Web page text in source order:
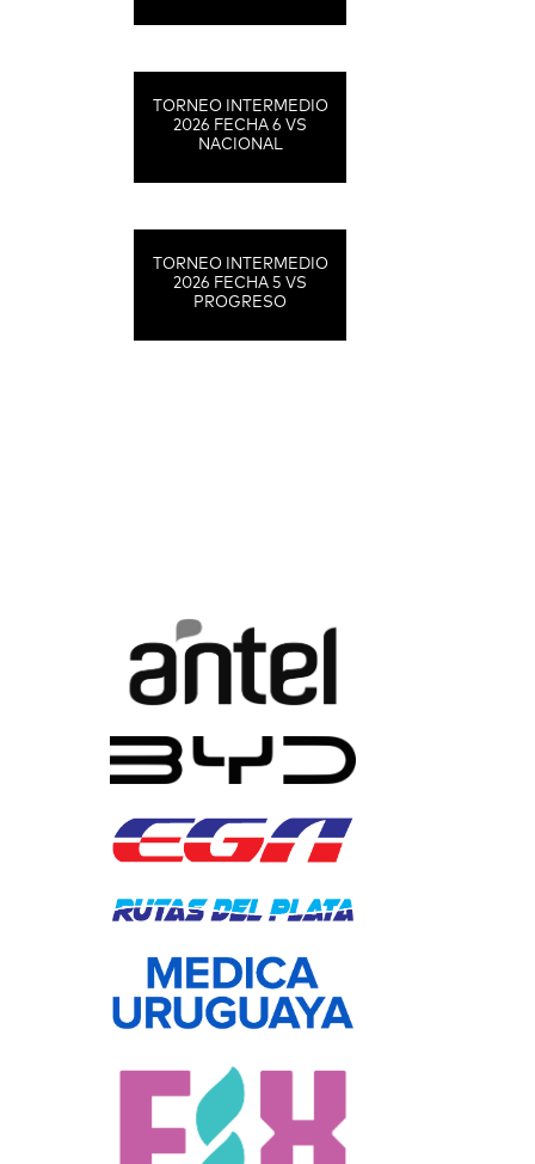
TORNEO INTERMEDIO
2026 FECHA 6 VS
NACIONAL
TORNEO INTERMEDIO
2026 FECHA 5 VS
PROGRESO